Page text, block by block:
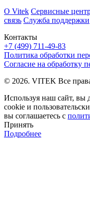
Контакты
+7 (499) 711-49-83
О Vitek Сервисные
связь Служба поддержки
Политика обработки
Согласие на обработку
© 2026. VITEK Все
Используя наш сайт, вы
cookie и
вы соглашаетесь с
Принять
Подробнее